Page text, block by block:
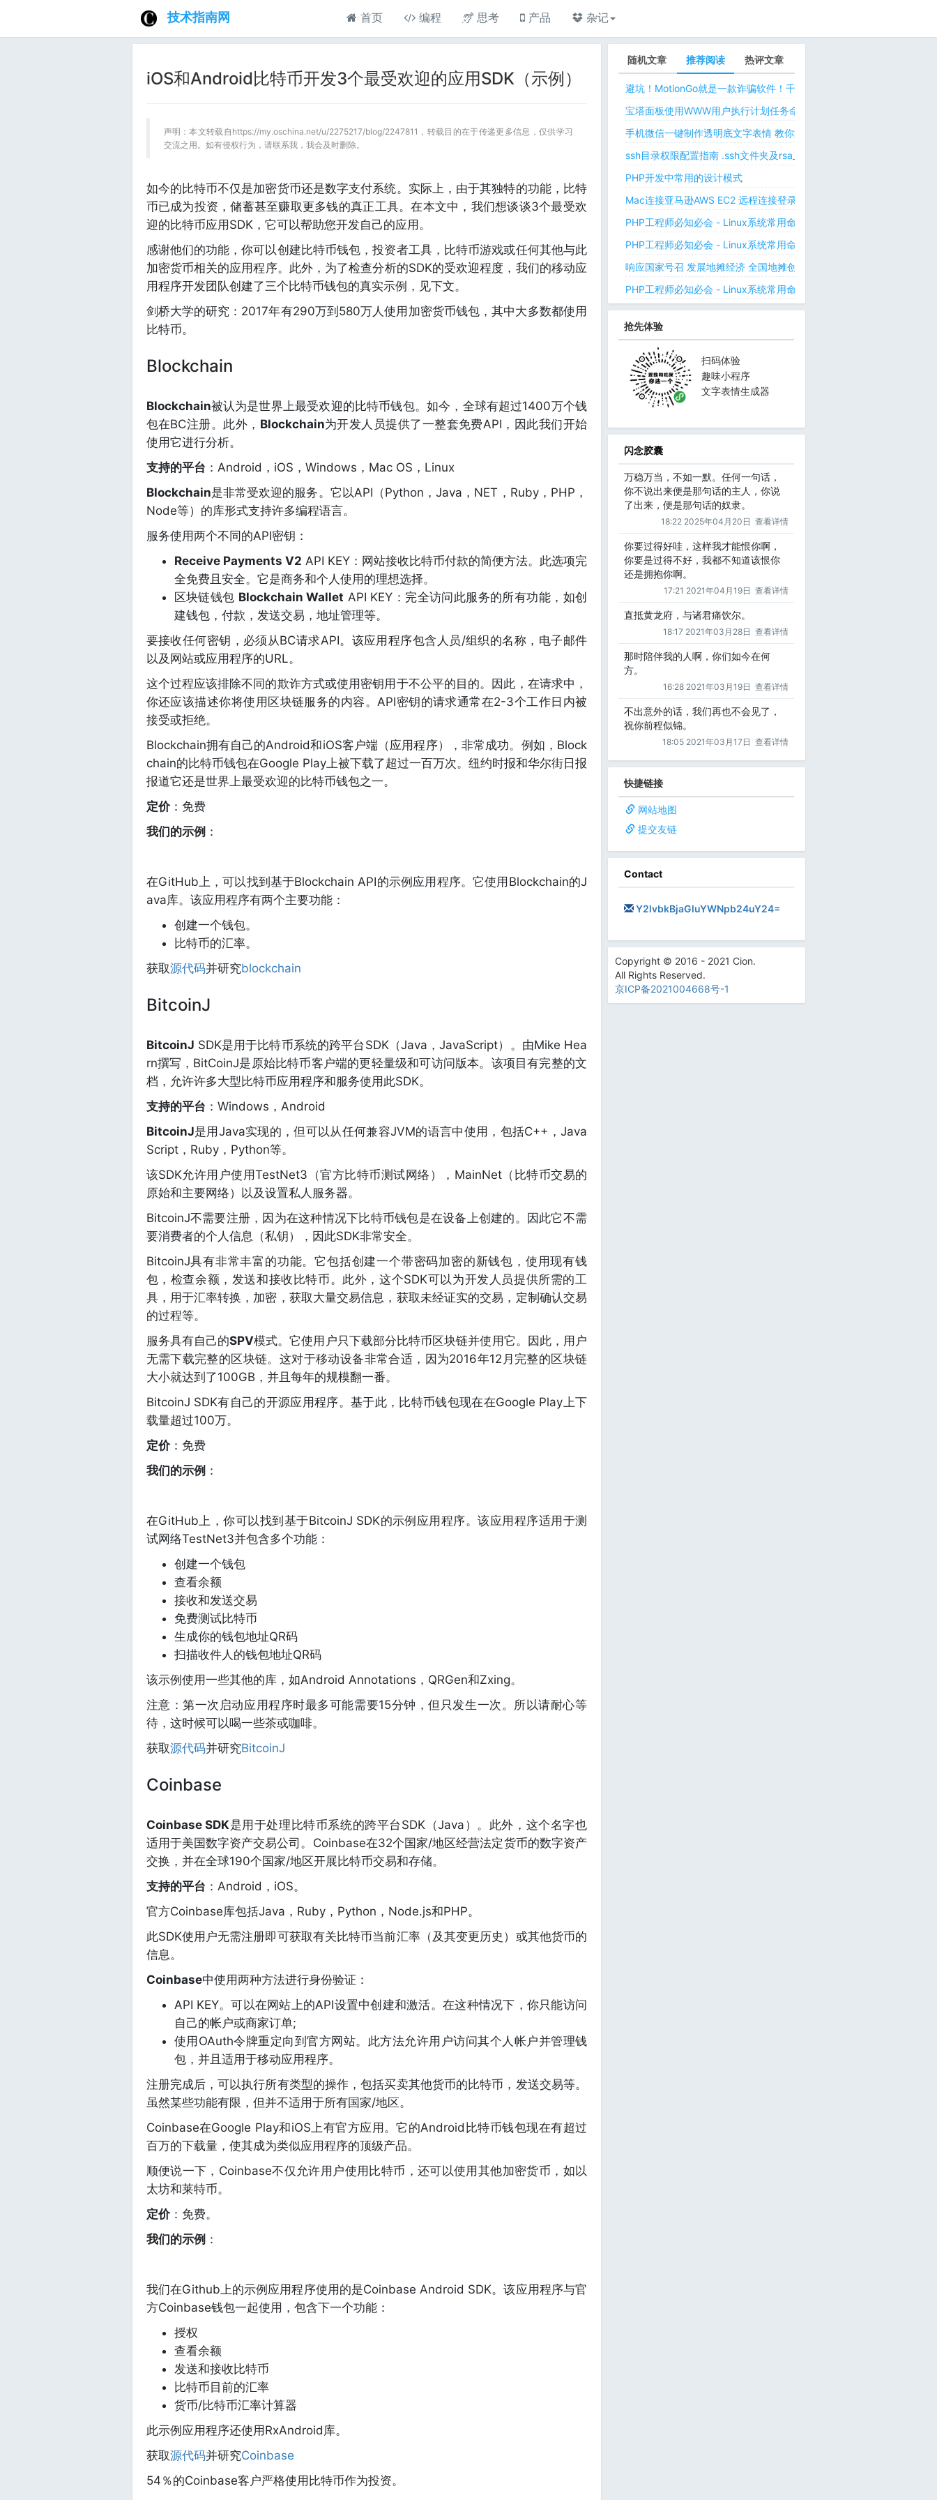
技术指南网 首页 编程 思考 产品 杂记
iOS和Android比特币开发3个最受欢迎的应用SDK（示例）
声明：本文转载自https://my.oschina.net/u/2275217/blog/2247811，转载目的在于传递更多信息，仅供学习
交流之用。如有侵权行为，请联系我，我会及时删除。
如今的比特币不仅是加密货币还是数字支付系统。实际上，由于其独特的功能，比特
币已成为投资，储蓄甚至赚取更多钱的真正工具。在本文中，我们想谈谈3个最受欢
迎的比特币应用SDK，它可以帮助您开发自己的应用。
感谢他们的功能，你可以创建比特币钱包，投资者工具，比特币游戏或任何其他与此
加密货币相关的应用程序。此外，为了检查分析的SDK的受欢迎程度，我们的移动应
用程序开发团队创建了三个比特币钱包的真实示例，见下文。
剑桥大学的研究：2017年有290万到580万人使用加密货币钱包，其中大多数都使用
比特币。
Blockchain
Blockchain被认为是世界上最受欢迎的比特币钱包。如今，全球有超过1400万个钱
包在BC注册。此外， Blockchain为开发人员提供了一整套免费API，因此我们开始
使用它进行分析。
支持的平台 ：Android，iOS，Windows，Mac OS，Linux
Blockchain是非常受欢迎的服务。它以API（Python，Java，NET，Ruby，PHP，
Node等）的库形式支持许多编程语言。
服务使用两个不同的API密钥：
Receive Payments V2 API KEY：网站接收比特币付款的简便方法。此选项完
全免费且安全。它是商务和个人使用的理想选择。
区块链钱包 Blockchain Wallet API KEY：完全访问此服务的所有功能，如创
建钱包，付款，发送交易，地址管理等。
要接收任何密钥，必须从BC请求API。该应用程序包含人员/组织的名称，电子邮件
以及网站或应用程序的URL。
这个过程应该排除不同的欺诈方式或使用密钥用于不公平的目的。因此，在请求中，
你还应该描述你将使用区块链服务的内容。API密钥的请求通常在2-3个工作日内被
接受或拒绝。
Blockchain拥有自己的Android和iOS客户端（应用程序），非常成功。例如，Block
chain的比特币钱包在Google Play上被下载了超过一百万次。纽约时报和华尔街日报
报道它还是世界上最受欢迎的比特币钱包之一。
定价：免费
我们的示例 ：
在GitHub上，可以找到基于Blockchain API的示例应用程序。它使用Blockchain的J
ava库。该应用程序有两个主要功能：
创建一个钱包。
比特币的汇率。
获取源代码并研究blockchain
BitcoinJ
BitcoinJ SDK是用于比特币系统的跨平台SDK（Java，JavaScript）。由Mike Hea
rn撰写，BitCoinJ是原始比特币客户端的更轻量级和可访问版本。该项目有完整的文
档，允许许多大型比特币应用程序和服务使用此SDK。
支持的平台 ：Windows，Android
BitcoinJ是用Java实现的，但可以从任何兼容JVM的语言中使用，包括C++，Java
Script，Ruby，Python等。
该SDK允许用户使用TestNet3（官方比特币测试网络），MainNet（比特币交易的
原始和主要网络）以及设置私人服务器。
BitcoinJ不需要注册，因为在这种情况下比特币钱包是在设备上创建的。因此它不需
要消费者的个人信息（私钥），因此SDK非常安全。
BitcoinJ具有非常丰富的功能。它包括创建一个带密码加密的新钱包，使用现有钱
包，检查余额，发送和接收比特币。此外，这个SDK可以为开发人员提供所需的工
具，用于汇率转换，加密，获取大量交易信息，获取未经证实的交易，定制确认交易
的过程等。
服务具有自己的SPV模式。它使用户只下载部分比特币区块链并使用它。因此，用户
无需下载完整的区块链。这对于移动设备非常合适，因为2016年12月完整的区块链
大小就达到了100GB，并且每年的规模翻一番。
BitcoinJ SDK有自己的开源应用程序。基于此，比特币钱包现在在Google Play上下
载量超过100万。
定价：免费
我们的示例 ：
在GitHub上，你可以找到基于BitcoinJ SDK的示例应用程序。该应用程序适用于测
试网络TestNet3并包含多个功能：
创建一个钱包
查看余额
接收和发送交易
免费测试比特币
生成你的钱包地址QR码
扫描收件人的钱包地址QR码
该示例使用一些其他的库，如Android Annotations，QRGen和Zxing。
注意：第一次启动应用程序时最多可能需要15分钟，但只发生一次。所以请耐心等
待，这时候可以喝一些茶或咖啡。
获取源代码并研究BitcoinJ
Coinbase
Coinbase SDK是用于处理比特币系统的跨平台SDK（Java）。此外，这个名字也
适用于美国数字资产交易公司。Coinbase在32个国家/地区经营法定货币的数字资产
交换，并在全球190个国家/地区开展比特币交易和存储。
支持的平台 ：Android，iOS。
官方Coinbase库包括Java，Ruby，Python，Node.js和PHP。
此SDK使用户无需注册即可获取有关比特币当前汇率（及其变更历史）或其他货币的
信息。
Coinbase中使用两种方法进行身份验证：
API KEY。可以在网站上的API设置中创建和激活。在这种情况下，你只能访问
自己的帐户或商家订单;
使用OAuth令牌重定向到官方网站。此方法允许用户访问其个人帐户并管理钱
包，并且适用于移动应用程序。
注册完成后，可以执行所有类型的操作，包括买卖其他货币的比特币，发送交易等。
虽然某些功能有限，但并不适用于所有国家/地区。
Coinbase在Google Play和iOS上有官方应用。它的Android比特币钱包现在有超过
百万的下载量，使其成为类似应用程序的顶级产品。
顺便说一下，Coinbase不仅允许用户使用比特币，还可以使用其他加密货币，如以
太坊和莱特币。
定价：免费。
我们的示例 ：
我们在Github上的示例应用程序使用的是Coinbase Android SDK。该应用程序与官
方Coinbase钱包一起使用，包含下一个功能：
授权
查看余额
发送和接收比特币
比特币目前的汇率
货币/比特币汇率计算器
此示例应用程序还使用RxAndroid库。
获取源代码并研究Coinbase
54％的Coinbase客户严格使用比特币作为投资。
随机文章 推荐阅读 热评文章
避坑！MotionGo就是一款诈骗软件！千万不要用ChatPPT，浪费时间！
宝塔面板使用WWW用户执行计划任务命令 解决laravel日志权限问题 宝
手机微信一键制作透明底文字表情 教你如何让微信表情包背景为透明
ssh目录权限配置指南 .ssh文件夹及rsa_id.pub等文件正确权限规则
PHP开发中常用的设计模式
Mac连接亚马逊AWS EC2 远程连接登录不上去 有pem私钥文件依然要
PHP工程师必知必会 - Linux系统常用命令 - Linux中的网络管理命令（
PHP工程师必知必会 - Linux系统常用命令 - Linux中的网络管理命令（
响应国家号召 发展地摊经济 全国地摊创业经验微信交流群
PHP工程师必知必会 - Linux系统常用命令 - Linux 用户和用户组管理
抢先体验
扫码体验
趣味小程序
文字表情生成器
闪念胶囊
万稳万当，不如一默。任何一句话，
你不说出来便是那句话的主人，你说
了出来，便是那句话的奴隶。
18:22 2025年04月20日 查看详情
你要过得好哇，这样我才能恨你啊，
你要是过得不好，我都不知道该恨你
还是拥抱你啊。
17:21 2021年04月19日 查看详情
直抵黄龙府，与诸君痛饮尔。
18:17 2021年03月28日 查看详情
那时陪伴我的人啊，你们如今在何
方。
16:28 2021年03月19日 查看详情
不出意外的话，我们再也不会见了，
祝你前程似锦。
18:05 2021年03月17日 查看详情
快捷链接
网站地图
提交友链
Contact
Y2lvbkBjaGluYWNpb24uY24=
Copyright © 2016 - 2021 Cion.
All Rights Reserved.
京ICP备2021004668号-1